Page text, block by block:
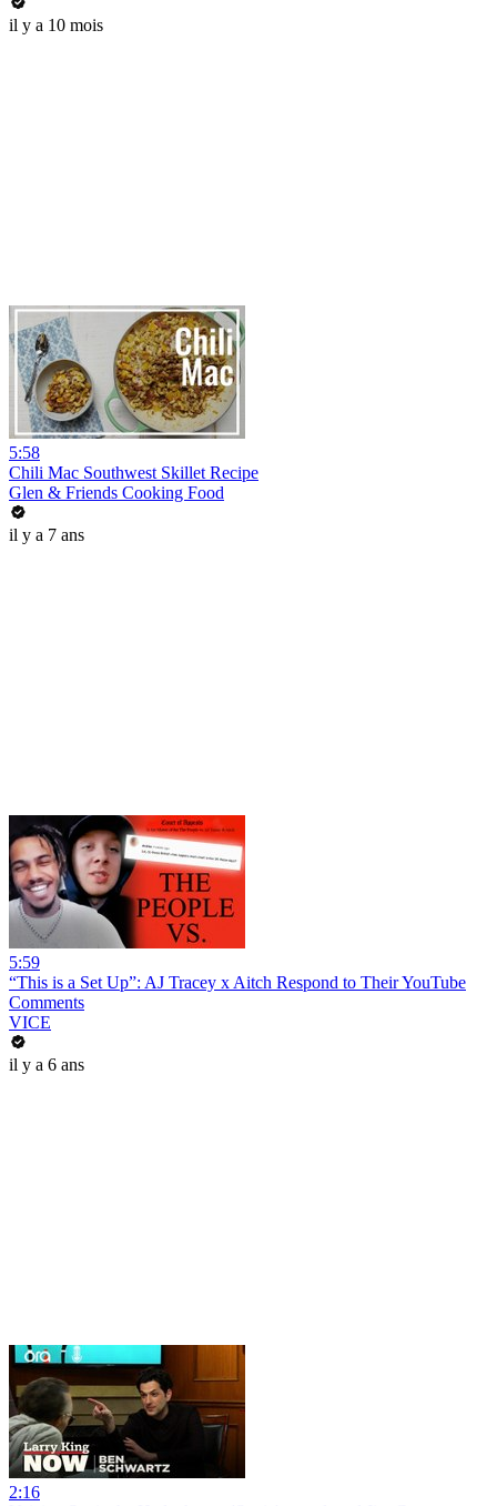
il y a 10 mois
5:58
Chili Mac Southwest Skillet Recipe
Glen & Friends Cooking Food
il y a 7 ans
5:59
“This is a Set Up”: AJ Tracey x Aitch Respond to Their YouTube
Comments
VICE
il y a 6 ans
2:16